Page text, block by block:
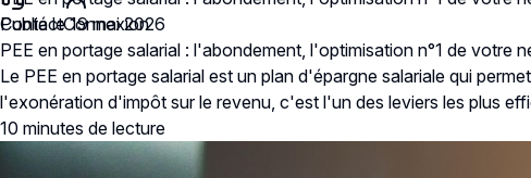
ContactConnexion
Publié le 19 mai 2026
PEE en portage salarial : l'abondement, l'optimisation n°1 de votre
Le PEE en portage salarial est un plan d'épargne salariale qui
l'exonération d'impôt sur le revenu, c'est l'un des leviers les plus
10 minutes de lecture